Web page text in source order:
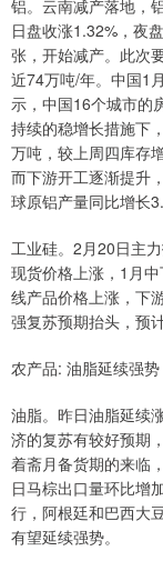
铝。云南减产落地，
日盘收涨1.32%，夜
张，开始减产。此次
近74万吨/年。中国1
示，中国16个城市的
持续的稳增长措施下
万吨，较上周四库存
而下游开工逐渐提升
球原铝产量同比增长
工业硅。2月20日主
现货价格上涨，1月
线产品价格上涨，下
强复苏预期抬头，预
农产品: 油脂延续强势
油脂。昨日油脂延续
济的复苏有较好预期
着斋月备货期的来临
日马棕出口量环比增
行，阿根廷和巴西大
有望延续强势。